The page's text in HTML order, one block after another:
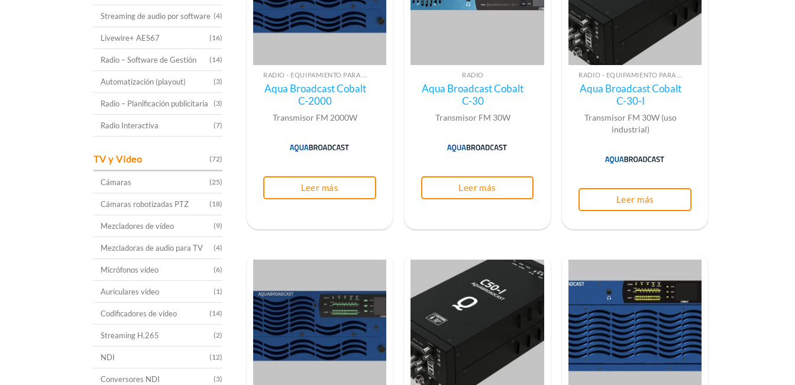
Streaming de audio por software (4)
Livewire+ AES67 (16)
Radio – Software de Gestión (14)
Automatización (playout) (3)
Radio – Planificación publicitaria (3)
Radio Interactiva (7)
TV y Vídeo (72)
Cámaras (25)
Cámaras robotizadas PTZ (18)
Mezcladores de vídeo (9)
Mezcladoras de audio para TV (4)
Micrófonos vídeo (6)
Auriculares vídeo (1)
Codificadores de vídeo (14)
Streaming H.265 (2)
NDI (12)
Conversores NDI (3)
Aqua Broadcast Cobalt
C-2000
Transmisor FM 2000W
Leer más
RADIO
Aqua Broadcast Cobalt
C-30
Transmisor FM 30W
Leer más
Aqua Broadcast Cobalt
C-30-I
Transmisor FM 30W (uso
industrial)
Leer más